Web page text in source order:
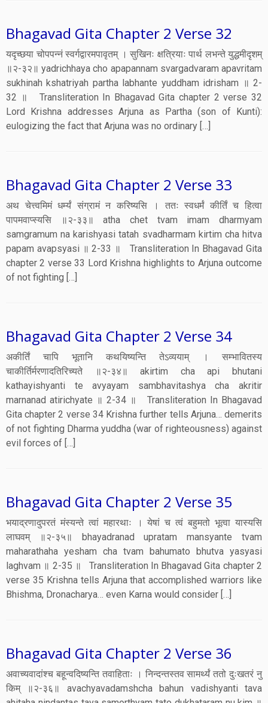
Bhagavad Gita Chapter 2 Verse 32
यदृच्छया चोपपन्नं स्वर्गद्वारमपावृतम् । सुखिनः क्षत्रियाः पार्थ लभन्ते युद्धमीदृशम्
॥२-३२॥ yadrichhaya cho apapannam svargadvaram apavritam
sukhinah kshatriyah partha labhante yuddham idrisham ॥ 2-
32 ॥ Transliteration In Bhagavad Gita chapter 2 verse 32
Lord Krishna addresses Arjuna as Partha (son of Kunti):
eulogizing the fact that Arjuna was no ordinary […]
Bhagavad Gita Chapter 2 Verse 33
अथ चेत्त्वमिमं धर्म्यं संग्रामं न करिष्यसि । ततः स्वधर्मं कीर्तिं च हित्वा
पापमवाप्स्यसि ॥२-३३॥ atha chet tvam imam dharmyam
samgramum na karishyasi tatah svadharmam kirtim cha hitva
papam avapsyasi ॥ 2-33 ॥ Transliteration In Bhagavad Gita
chapter 2 verse 33 Lord Krishna highlights to Arjuna outcome
of not fighting […]
Bhagavad Gita Chapter 2 Verse 34
अकीर्तिं चापि भूतानि कथयिष्यन्ति तेऽव्ययाम् । सम्भावितस्य
चाकीर्तिर्मरणादतिरिच्यते ॥२-३४॥ akirtim cha api bhutani
kathayishyanti te avyayam sambhavitashya cha akritir
marnanad atirichyate ॥ 2-34 ॥ Transliteration In Bhagavad
Gita chapter 2 verse 34 Krishna further tells Arjuna… demerits
of not fighting Dharma yuddha (war of righteousness) against
evil forces of […]
Bhagavad Gita Chapter 2 Verse 35
भयाद्रणादुपरतं मंस्यन्ते त्वां महारथाः । येषां च त्वं बहुमतो भूत्वा यास्यसि
लाघवम् ॥२-३५॥ bhayadranad upratam mansyante tvam
maharathaha yesham cha tvam bahumato bhutva yasyasi
laghvam ॥ 2-35 ॥ Transliteration In Bhagavad Gita chapter 2
verse 35 Krishna tells Arjuna that accomplished warriors like
Bhishma, Dronacharya… even Karna would consider […]
Bhagavad Gita Chapter 2 Verse 36
अवाच्यवादांश्च बहून्वदिष्यन्ति तवाहिताः । निन्दन्तस्तव सामर्थ्यं ततो दुःखतरं नु
किम् ॥२-३६॥ avachyavadamshcha bahun vadishyanti tava